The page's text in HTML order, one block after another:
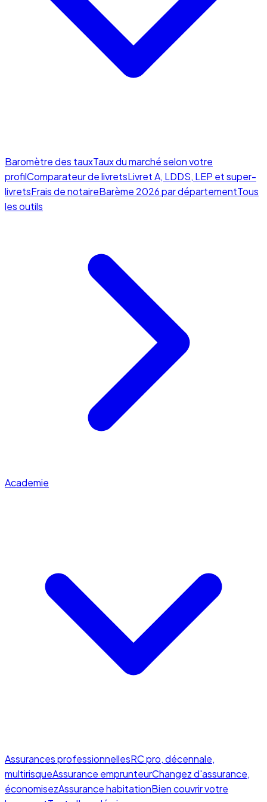
Baromètre des tauxTaux du marché selon votre
profilComparateur de livretsLivret A, LDDS, LEP et super-
livretsFrais de notaireBarème 2026 par départementTous
les outils
Academie
Assurances professionnellesRC pro, décennale,
multirisqueAssurance emprunteurChangez d'assurance,
économisezAssurance habitationBien couvrir votre